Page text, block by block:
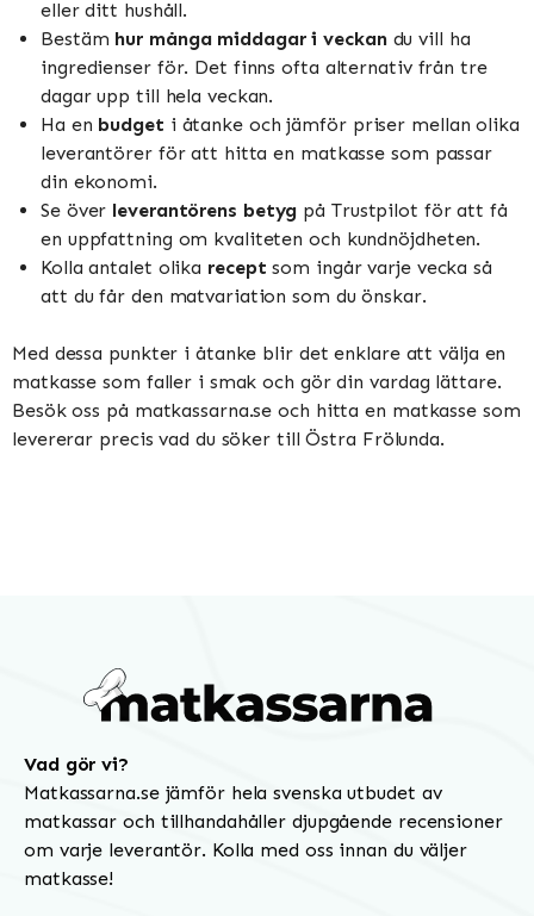
eller ditt hushåll.
Bestäm hur många middagar i veckandu vill ha
ingredienser för. Det finns ofta alternativ från tre
dagar upp till hela veckan.
Ha en budget i åtanke och jämför priser mellan olika
leverantörer för att hitta en matkasse som passar
din ekonomi.
Se över leverantörens betyg på Trustpilot för att få
en uppfattning om kvaliteten och kundnöjdheten.
Kolla antalet olika recept som ingår varje vecka så
att du får den matvariation som du önskar.
Med dessa punkter i åtanke blir det enklare att välja en
matkasse som faller i smak och gör din vardag lättare.
Besök oss på matkassarna.se och hitta en matkasse som
levererar precis vad du söker till Östra Frölunda.
Vad gör vi?
Matkassarna.se jämför hela svenska utbudet av
matkassar och tillhandahåller djupgående recensioner
om varje leverantör. Kolla med oss innan du väljer
matkasse!